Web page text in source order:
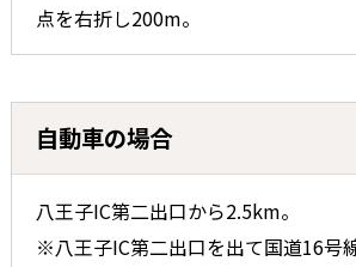
点を右折し200m。
自動車の場合
八王子IC第二出口から2.5km。
※八王子IC第二出口を出て国道16号
お気軽にお問い合わせくだ